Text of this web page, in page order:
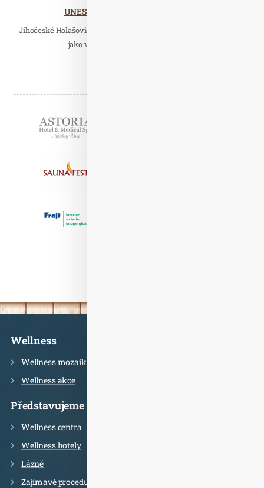
UNESCO na Budějovicku slaví 25 let
Jihočeské Holašovice se v roce 1998 dostaly na seznam UNESCO,
jako vůbec první památka z oblasti…
Informace
Wellness
Wellness mozaika
Wellness akce
Představujeme
Wellness centra
Wellness hotely
Lázně
Zajímavé procedury